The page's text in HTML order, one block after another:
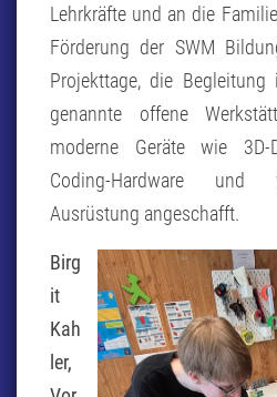
Lehrkräfte und an die
Förderung der SWM
Projekttage, die
genannte offene
moderne Geräte wie 3D-
Coding-Hardware und
Ausrüstung angeschafft.
Birg
it
Kah
ler,